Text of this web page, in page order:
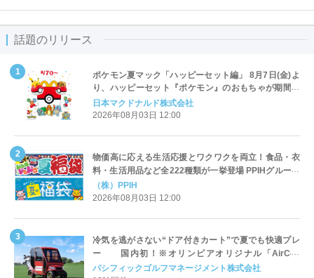
話題のリリース
ポケモン夏マック「ハッピーセット編」 8月7日(金)よ
り、ハッピーセット『ポケモン』のおもちゃが期間限
定登場
日本マクドナルド株式会社
2026年08月03日 12:00
物価高に応える生活応援とワクワクを両立！食品・衣
料・生活用品など全222種類が一挙登場 PPIHグループ
「夏福袋」＆セール 8月6日(木)より順次スタート
（株）PPIH
2026年08月03日 12:00
冷気を逃がさない“ドア付きカート”で夏でも快適プレ
ー 国内初！※オリンピアオリジナル「AirCon
Cart（エアコンカート）」導入 | ＰＧＭ
パシフィックゴルフマネージメント株式会社